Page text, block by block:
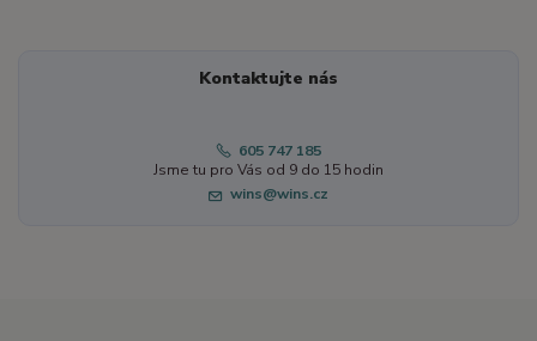
Kontaktujte nás
605 747 185
Jsme tu pro Vás od 9 do 15 hodin
wins@wins.cz